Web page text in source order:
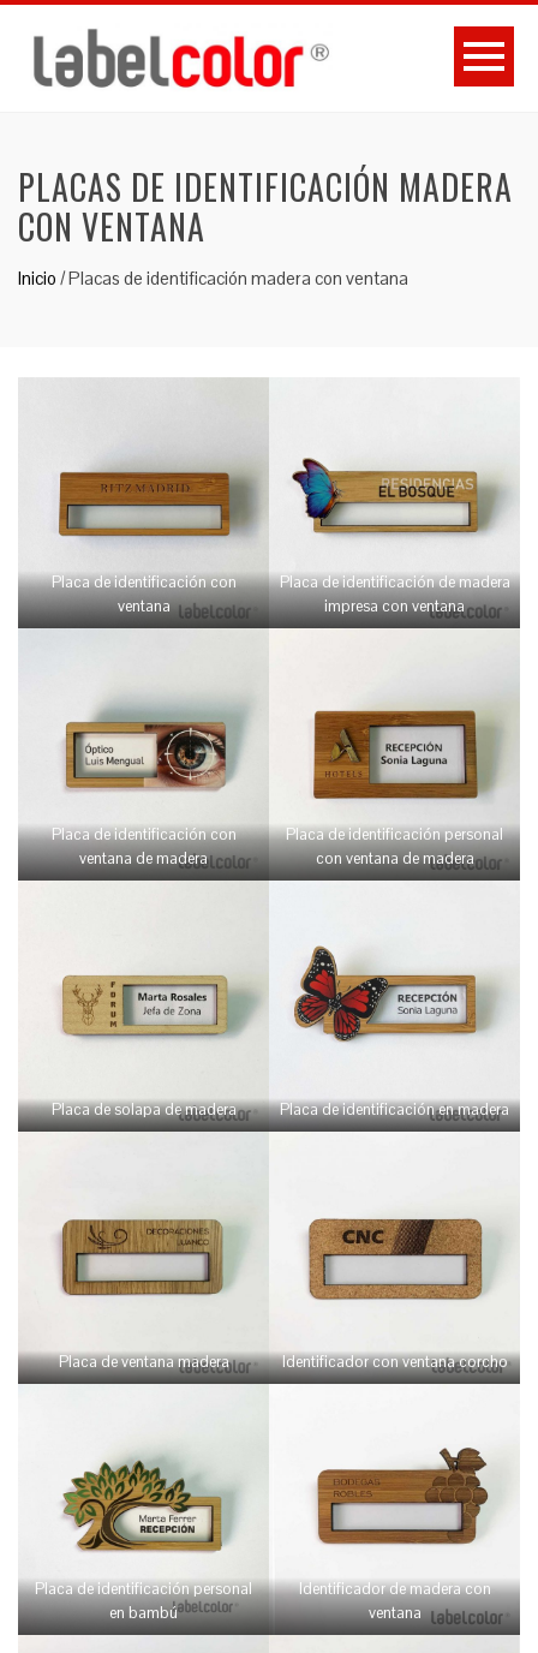
PLACAS DE IDENTIFICACIÓN MADERA
CON VENTANA
Inicio /Placas de identificación madera con ventana
Placa de identificación con
ventana
Placa de identificación de madera
impresa con ventana
Placa de identificación con
ventana de madera
Placa de identificación personal
con ventana de madera
Placa de solapa de madera Placa de identificación en madera
Placa de ventana madera Identificador con ventana corcho
Placa de identificación personal
en bambú
Identificador de madera con
ventana